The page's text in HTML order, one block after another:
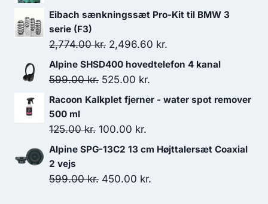
var:
er:
Eibach sænkningssæt Pro-Kit til BMW 3
serie (F3)
2,774.00kr. Den
oprindelige
pris
2,774.00 kr..
2,496.60 kr.
aktuelle
2,496.60 kr..
Alpine SHSD400 hovedtelefon 4 kanal
599.00kr. Den
oprindelige
var:
599.00 kr..
525.00 kr.
aktuelle
525.00 kr..
Racoon Kalkplet fjerner - water spot remover
500 ml
125.00kr. Den
oprindelige
var:
100.00 kr.
aktuelle
er:
Alpine SPG-13C2 13 cm Højttalersæt Coaxial
2 vejs
599.00kr. Den
450.00 kr.